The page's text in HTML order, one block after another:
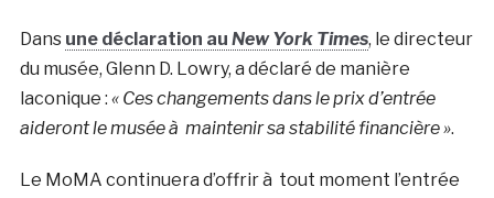
Dans une déclaration au New York Times, le directeur
du musée, Glenn D. Lowry, a déclaré de manière
laconique : « Ces changements dans le prix d’entrée
aideront le musée à maintenir sa stabilité financière ».
Le MoMA continuera d’offrir à tout moment l’entrée